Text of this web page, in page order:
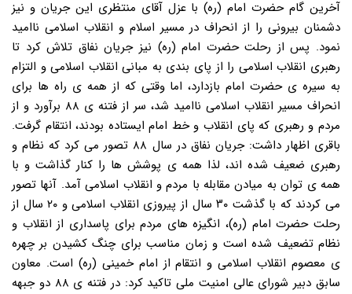
آخرین گام حضرت امام (ره) با عزل آقای منتظری این جریان و نیز
دشمنان بیرونی را از انحراف در مسیر اسلام و انقلاب اسلامی ناامید
نمود. پس از رحلت حضرت امام (ره) نیز جریان نفاق تلاش کرد تا
رهبری انقلاب اسلامی را از پای بندی به مبانی انقلاب اسلامی و التزام
به سیره ی حضرت امام بازدارد، اما وقتی که از همه ی راه ها برای
انحراف مسیر انقلاب اسلامی ناامید شد، سر از فتنه ی ۸۸ برآورد و از
مردم و رهبری که پای انقلاب و خط امام ایستاده بودند، انتقام گرفت.
باقری اظهار داشت: جریان نفاق در سال ۸۸ تصور می کرد که نظام و
رهبری ضعیف شده اند، لذا همه ی پوشش ها را کنار گذاشت و با
همه ی توان به میادن مقابله با مردم و انقلاب اسلامی آمد. آنها تصور
می کردند که با گذشت ۳۰ سال از پیروزی انقلاب اسلامی و ۲۰ سال از
رحلت حضرت امام (ره)، انگیزه های مردم برای پاسداری از انقلاب و
نظام تضعیف شده است و زمان مناسب برای چنگ کشیدن بر چهره
ی معصوم انقلاب اسلامی و انتقام از امام خمینی (ره) است. معاون
سابق دبیر شورای عالی امنیت ملی تاکید کرد: در فتنه ی ۸۸ دو جبهه